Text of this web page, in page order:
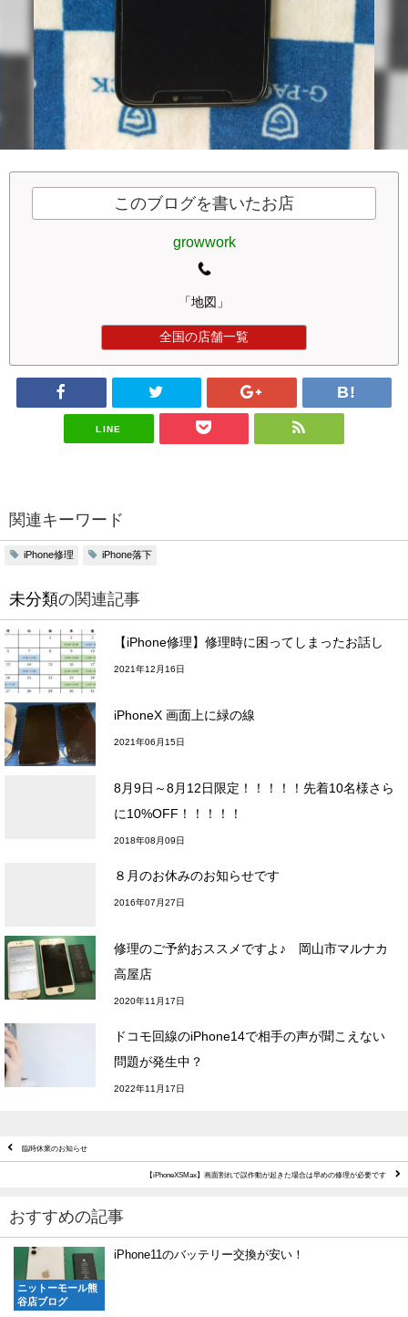
このブログを書いたお店
growwork
「地図」
全国の店舗一覧
LINE
関連キーワード
iPhone修理 iPhone落下
未分類の関連記事
【iPhone修理】修理時に困ってしまったお話し
2021年12月16日
iPhoneX 画面上に緑の線
2021年06月15日
8月9日～8月12日限定！！！！！先着10名様さら
に10%OFF！！！！！
2018年08月09日
８月のお休みのお知らせです
2016年07月27日
修理のご予約おススメですよ♪ 岡山市マルナカ
高屋店
2020年11月17日
ドコモ回線のiPhone14で相手の声が聞こえない
問題が発生中？
2022年11月17日
臨時休業のお知らせ
【iPhoneXSMax】画面割れで誤作動が起きた場合は早めの修理が必要です
おすすめの記事
ニットーモール熊
谷店ブログ
iPhone11のバッテリー交換が安い！